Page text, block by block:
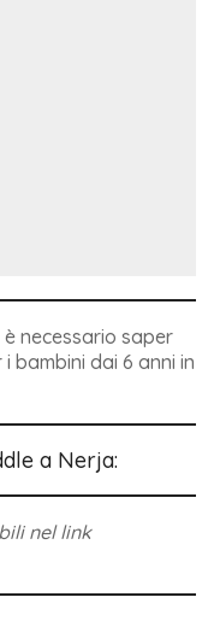
necessario saper
bambini dai 6 anni in
a Nerja:
nel link